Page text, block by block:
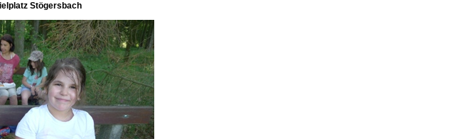
Stögersbach